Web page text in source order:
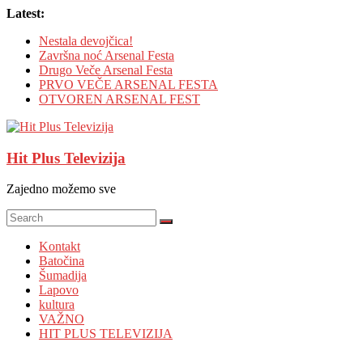
Skip
content
Latest:
Nestala devojčica!
Završna noć Arsenal Festa
Drugo Veče Arsenal Festa
PRVO VEČE ARSENAL FESTA
OTVOREN ARSENAL FEST
Hit Plus Televizija
Zajedno možemo sve
Kontakt
Batočina
Šumadija
Lapovo
kultura
VAŽNO
HIT PLUS TELEVIZIJA